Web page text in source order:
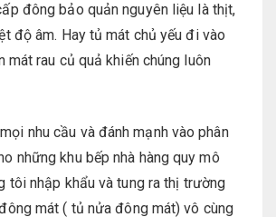
đông bảo quản nguyên liệu là thịt,
độ âm. Hay tủ mát chủ yếu đi vào
mát rau củ quả khiến chúng luôn
nhu cầu và đánh mạnh vào phân
những khu bếp nhà hàng quy mô
tôi nhập khẩu và tung ra thị trường
mát ( tủ nửa đông mát) vô cùng